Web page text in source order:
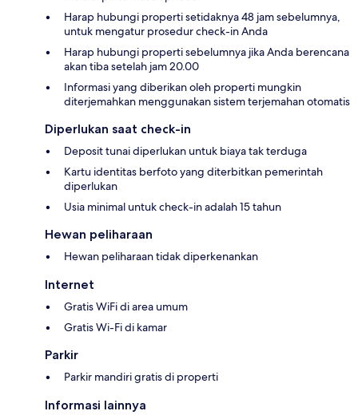
Harap hubungi properti setidaknya 48 jam sebelumnya,
untuk mengatur prosedur check-in Anda
Harap hubungi properti sebelumnya jika Anda berencana
akan tiba setelah jam 20.00
Informasi yang diberikan oleh properti mungkin
diterjemahkan menggunakan sistem terjemahan otomatis
Diperlukan saat check-in
Deposit tunai diperlukan untuk biaya tak terduga
Kartu identitas berfoto yang diterbitkan pemerintah
diperlukan
Usia minimal untuk check-in adalah 15 tahun
Hewan peliharaan
Hewan peliharaan tidak diperkenankan
Internet
Gratis WiFi di area umum
Gratis Wi-Fi di kamar
Parkir
Parkir mandiri gratis di properti
Informasi lainnya